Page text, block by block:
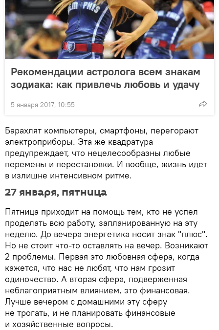
Рекомендации астролога всем знакам
зодиака: как привлечь любовь и удачу
5 января 2017, 10:55
Барахлят компьютеры, смартфоны, перегорают
электроприборы. Эта же квадратура
предупреждает, что нецелесообразны любые
перемены и перестановки. И вообще, жизнь идет
в излишне интенсивном ритме.
27 января, пятница
Пятница приходит на помощь тем, кто не успел
проделать всю работу, запланированную на эту
неделю. До вечера энергетика носит знак "плюс".
Но не стоит что-то оставлять на вечер. Возникают
2 проблемы. Первая это любовная сфера, когда
кажется, что нас не любят, что нам грозит
одиночество. А вторая сфера, подверженная
неблагоприятным влиянием, это финансовая.
Лучше вечером с домашними эту сферу
не трогать, и не планировать финансовые
и хозяйственные вопросы.